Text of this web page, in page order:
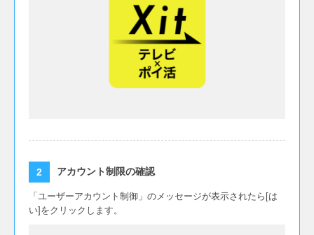
アカウント制限の確認
「ユーザーアカウント制御」のメッセージが表示されたら[は
い]をクリックします。